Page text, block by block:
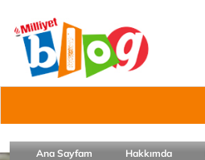
Ana Sayfam Hakkımda